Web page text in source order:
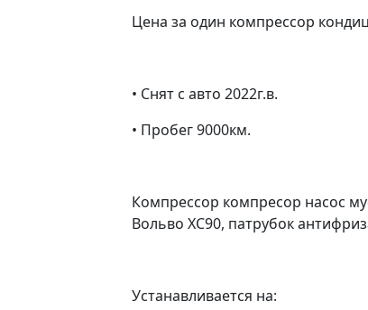
Цена за один компрессор
• Снят с авто 2022г.в.
• Пробег 9000км.
Компрессор компресор насос
Вольво ХС90, патрубок
Устанавливается на: